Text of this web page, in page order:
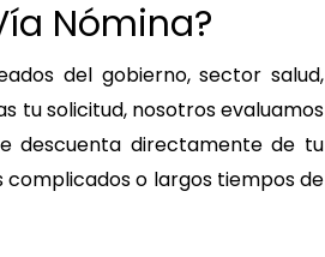
Nómina?
del gobierno, sector salud,
tu solicitud, nosotros evaluamos
descuenta directamente de tu
complicados o largos tiempos de